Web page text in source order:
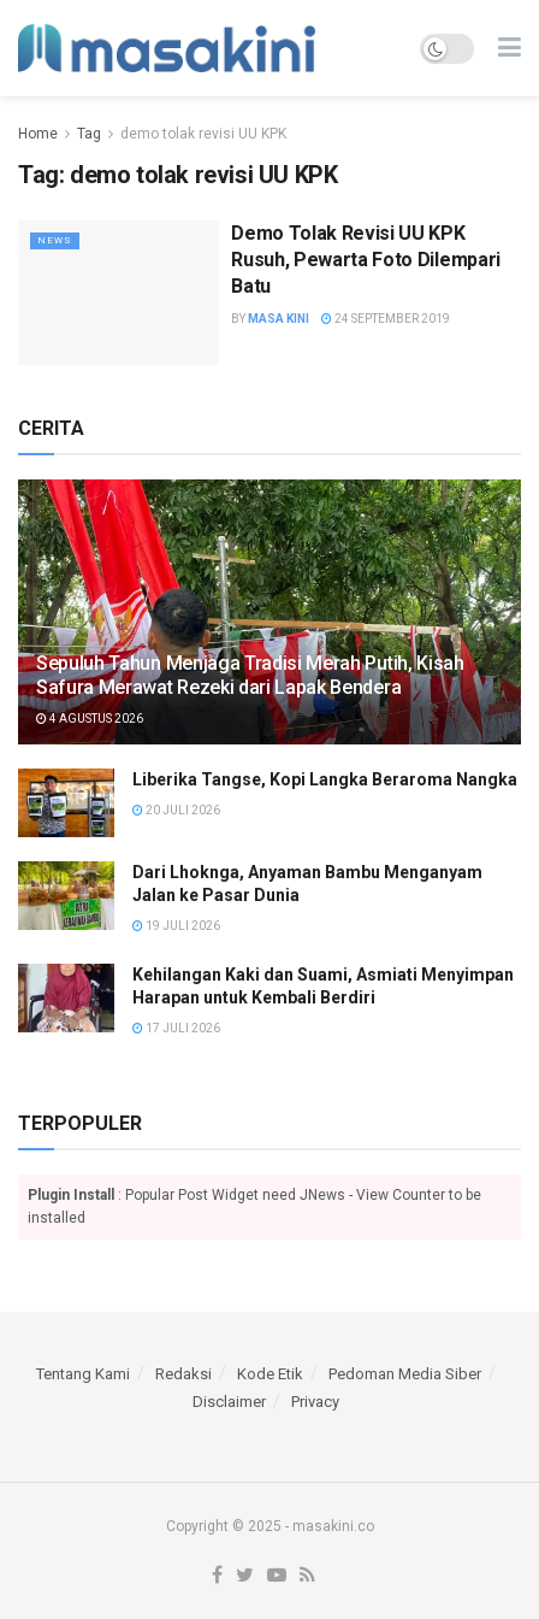
Home Tag demo tolak revisi UU KPK
Tag: demo tolak revisi UU KPK
NEWS
Demo Tolak Revisi UU KPK
Rusuh, Pewarta Foto Dilempari
Batu
BY MASA KINI 24 SEPTEMBER 2019
CERITA
Sepuluh Tahun Menjaga Tradisi Merah Putih, Kisah
Safura Merawat Rezeki dari Lapak Bendera
4 AGUSTUS 2026
Liberika Tangse, Kopi Langka Beraroma Nangka
20 JULI 2026
Dari Lhoknga, Anyaman Bambu Menganyam
Jalan ke Pasar Dunia
19 JULI 2026
Kehilangan Kaki dan Suami, Asmiati Menyimpan
Harapan untuk Kembali Berdiri
17 JULI 2026
TERPOPULER
Plugin Install
: Popular Post Widget need JNews - View Counter to be
installed
Tentang Kami Redaksi Kode Etik
Pedoman Media Siber
Disclaimer
Privacy
Copyright © 2025 - masakini.co